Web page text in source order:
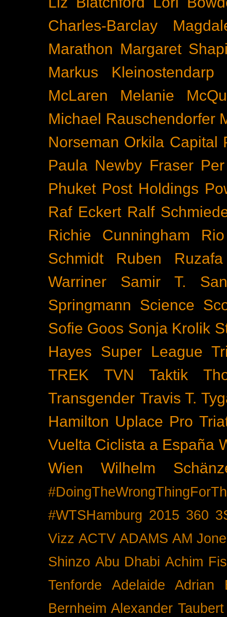
Charles-Barclay
Marathon Margaret
Markus Kleinostendarp
McLaren
Melanie
Michael Rauschendorfer
Norseman Orkila Capital
Paula Newby Fraser
Phuket Post Holdings
Raf Eckert Ralf
Richie Cunningham
Rio
Schmidt
Ruben Ruzafa
Warriner
Samir T.
Springmann
Science
Sofie Goos Sonja Krolik
Hayes
Super League
TREK
TVN Taktik
Transgender Travis T.
Hamilton Uplace Pro
Vuelta Ciclista a España
Wien
Wilhelm
#WTSHamburg 2015 360
Vizz ACTV ADAMS AM
Shinzo Abu Dhabi Achim
Tenforde
Adelaide
Adrian
Bernheim Alexander Taubert